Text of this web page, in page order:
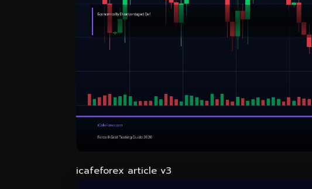
icafeforex article v3